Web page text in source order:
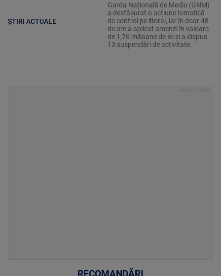
ȘTIRI ACTUALE
Garda Națională de Mediu (GNM)
a desfășurat o acțiune tematică
de control pe litoral, iar în doar 48
de ore a aplicat amenzi în valoare
de 1,76 milioane de lei și a dispus
13 suspendări de activitate.